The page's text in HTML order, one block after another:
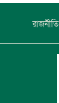
রাজনীতি